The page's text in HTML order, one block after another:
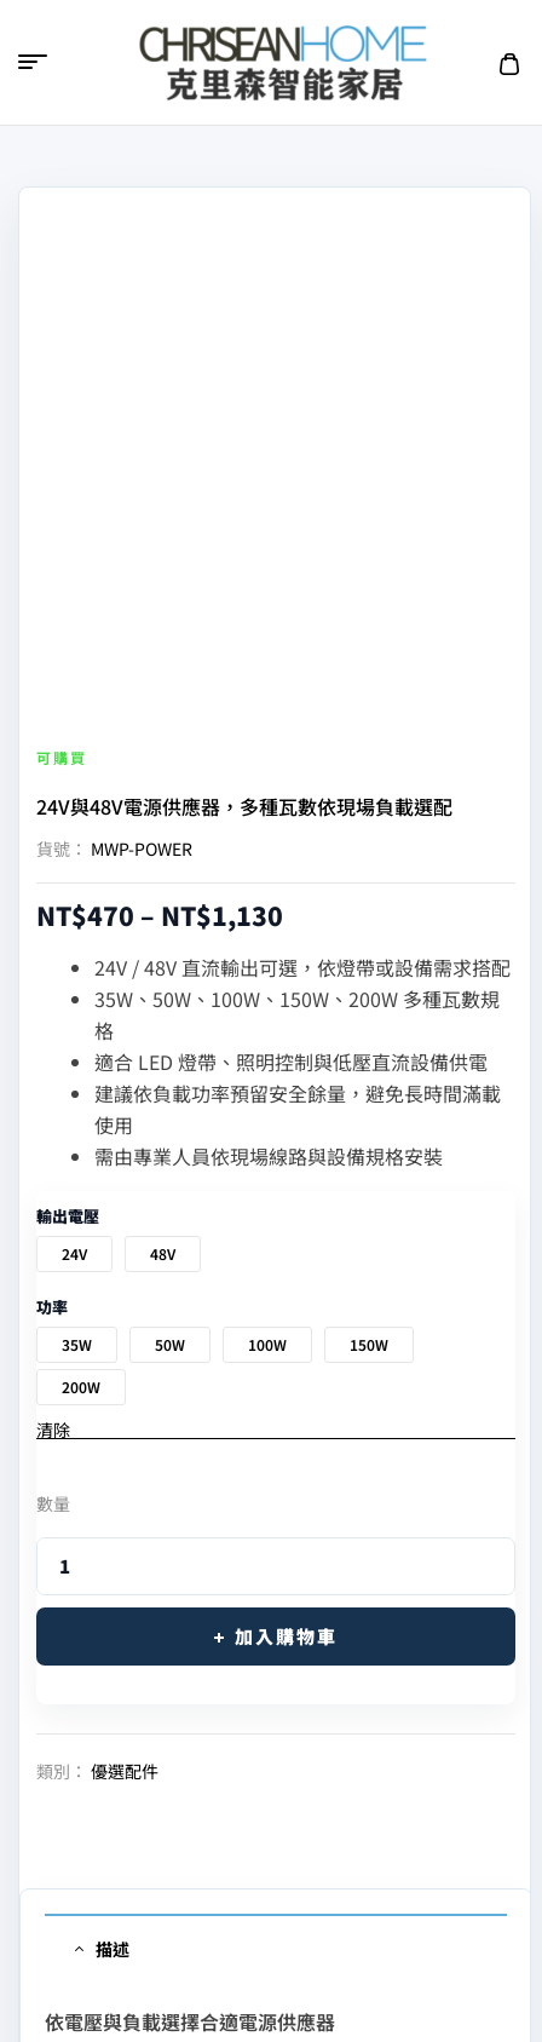
克
里
官
方
網
站
可購買
24V與48V電源供應器，多種瓦數依現場負載選配
貨號： MWP-POWER
NT$470 – NT$1,130
24V / 48V 直流輸出可選，依燈帶或設備需求搭配
35W、50W、100W、150W、200W 多種瓦數規
格
適合 LED 燈帶、照明控制與低壓直流設備供電
建議依負載功率預留安全餘量，避免長時間滿載
使用
需由專業人員依現場線路與設備規格安裝
輸出電壓
24V 48V
功率
35W 50W 100W 150W
200W
清除
數量
加入購物車
類別： 優選配件
描述
依電壓與負載選擇合適電源供應器